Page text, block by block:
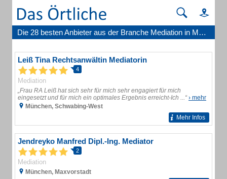
Die 28 besten Anbieter aus der Branche Mediation in München
Leiß Tina Rechtsanwältin Mediatorin
4
Mediation
„Frau RA Leiß hat sich sehr für mich sehr engagiert für mich
eingesetzt und für mich ein optimales Ergebnis erreicht-Ich ...“› mehr
München, Schwabing-West
Mehr Infos
Jendreyko Manfred Dipl.-Ing. Mediator
2
Mediation
München, Maxvorstadt